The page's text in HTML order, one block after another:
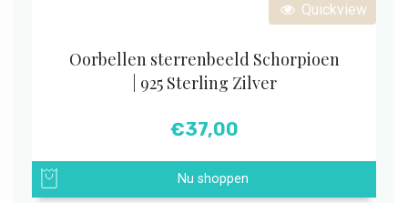
Quickview
Oorbellen sterrenbeeld Schorpioen
| 925 Sterling Zilver
€37,00
Nu shoppen